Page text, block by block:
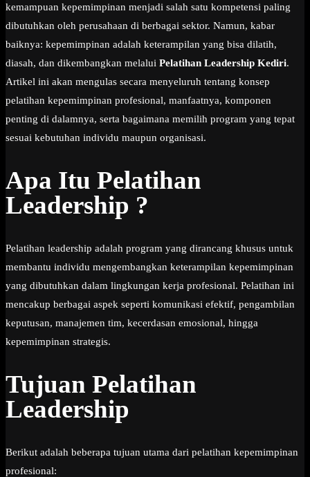
kemampuan kepemimpinan menjadi salah satu kompetensi paling
dibutuhkan oleh perusahaan di berbagai sektor. Namun, kabar
baiknya: kepemimpinan adalah keterampilan yang bisa dilatih,
diasah, dan dikembangkan melalui Pelatihan Leadership Kediri.
Artikel ini akan mengulas secara menyeluruh tentang konsep
pelatihan kepemimpinan profesional, manfaatnya, komponen
penting di dalamnya, serta bagaimana memilih program yang tepat
sesuai kebutuhan individu maupun organisasi.
Apa Itu Pelatihan
Leadership ?
Pelatihan leadership adalah program yang dirancang khusus untuk
membantu individu mengembangkan keterampilan kepemimpinan
yang dibutuhkan dalam lingkungan kerja profesional. Pelatihan ini
mencakup berbagai aspek seperti komunikasi efektif, pengambilan
keputusan, manajemen tim, kecerdasan emosional, hingga
kepemimpinan strategis.
Tujuan Pelatihan
Leadership
Berikut adalah beberapa tujuan utama dari pelatihan kepemimpinan
profesional: